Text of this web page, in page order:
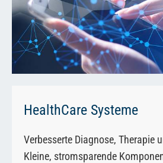
HealthCare Systeme
Verbesserte Diagnose, Therapie
Kleine, stromsparende